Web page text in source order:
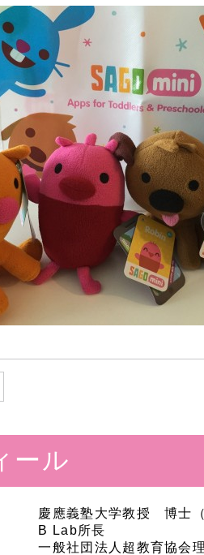
ール
慶應義塾大学教授 博士
B Lab所長
一般社団法人超教育協会